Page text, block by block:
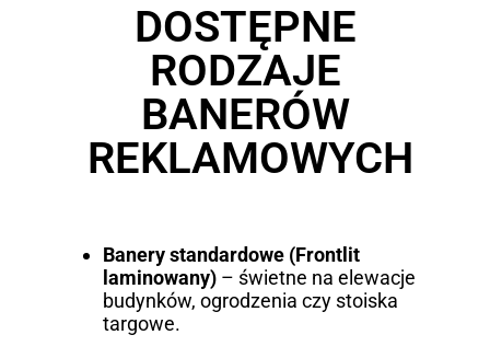
DOSTĘPNE
RODZAJE
BANERÓW
REKLAMOWYCH
Banery standardowe (Frontlit
laminowany)– świetne na elewacje
budynków, ogrodzenia czy stoiska
targowe.